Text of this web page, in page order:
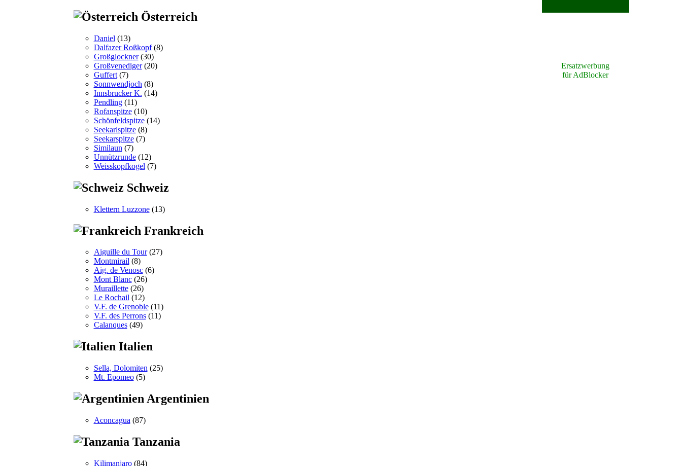
Ersatzwerbung
für AdBlocker
Österreich
Daniel (13)
Dalfazer Roßkopf(8)
Großglockner(30)
Großvenediger(20)
Guffert(7)
Sonnwendjoch (8)
Innsbrucker K. (14)
Pendling(11)
Rofanspitze(10)
Schönfeldspitze(14)
Seekarlspitze(8)
Seekarspitze(7)
Similaun (7)
Unnützrunde(12)
Weisskopfkogel (7)
Schweiz
Klettern Luzzone(13)
Frankreich
Aiguille du Tour(27)
Montmirail(8)
Aig. de Venosc(6)
Mont Blanc(26)
Muraillette(26)
Le Rochail(12)
V.F. de Grenoble(11)
V.F. des Perrons(11)
Calanques(49)
Italien
Sella, Dolomiten (25)
Mt. Epomeo(5)
Argentinien
Aconcagua (87)
Tanzania
Kilimanjaro(84)